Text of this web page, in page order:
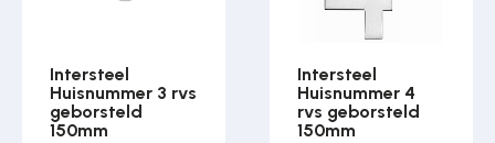
Intersteel
Huisnummer 3 rvs
geborsteld
150mm
Intersteel
Huisnummer 4
rvs geborsteld
150mm